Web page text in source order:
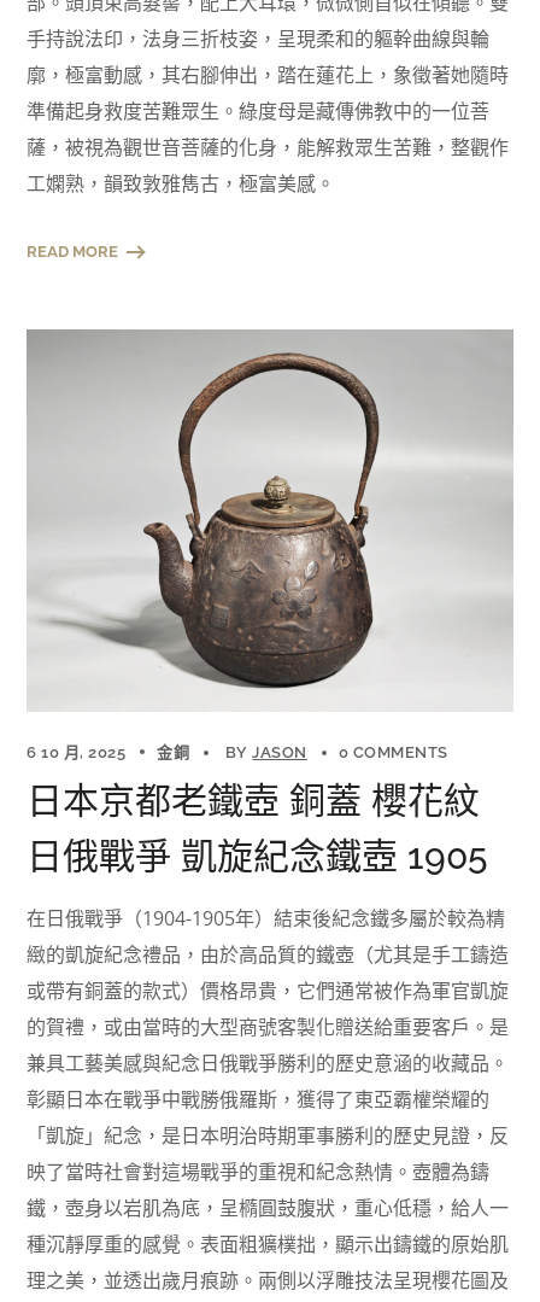
手持說法印，法身三折枝姿，呈現柔和的軀幹曲線與輪
廓，極富動感，其右腳伸出，踏在蓮花上，象徵著她隨時
準備起身救度苦難眾生。綠度母是藏傳佛教中的一位菩
薩，被視為觀世音菩薩的化身，能解救眾生苦難，整觀作
工嫻熟，韻致敦雅雋古，極富美感。
READ MORE
6 10 月, 2025 金銅 BYJASON 0 COMMENTS
日本京都老鐵壺 銅蓋 櫻花紋
日俄戰爭 凱旋紀念鐵壺 1905
在日俄戰爭（1904-1905年）結束後紀念鐵多屬於較為精
緻的凱旋紀念禮品，由於高品質的鐵壺（尤其是手工鑄造
或帶有銅蓋的款式）價格昂貴，它們通常被作為軍官凱旋
的賀禮，或由當時的大型商號客製化贈送給重要客戶。是
兼具工藝美感與紀念日俄戰爭勝利的歷史意涵的收藏品。
彰顯日本在戰爭中戰勝俄羅斯，獲得了東亞霸權榮耀的
「凱旋」紀念，是日本明治時期軍事勝利的歷史見證，反
映了當時社會對這場戰爭的重視和紀念熱情。壺體為鑄
鐵，壺身以岩肌為底，呈橢圓鼓腹狀，重心低穩，給人一
種沉靜厚重的感覺。表面粗獷樸拙，顯示出鑄鐵的原始肌
理之美，並透出歲月痕跡。兩側以浮雕技法呈現櫻花圖及